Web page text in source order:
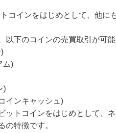
コインをはじめとして、他に
以下のコインの売買取引が可能
ム)
)
インキャッシュ)
ットコインをはじめとして、
の特徴です。